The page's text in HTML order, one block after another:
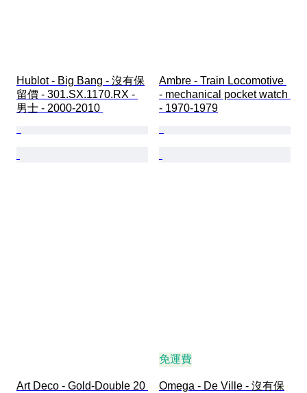
Hublot - Big Bang - 沒有保
留價 - 301.SX.1170.RX -
男士 - 2000-2010
Ambre - Train Locomotive
- mechanical pocket watch
- 1970-1979
Art Deco - Gold-Double 20
免運費
Omega - De Ville - 沒有保